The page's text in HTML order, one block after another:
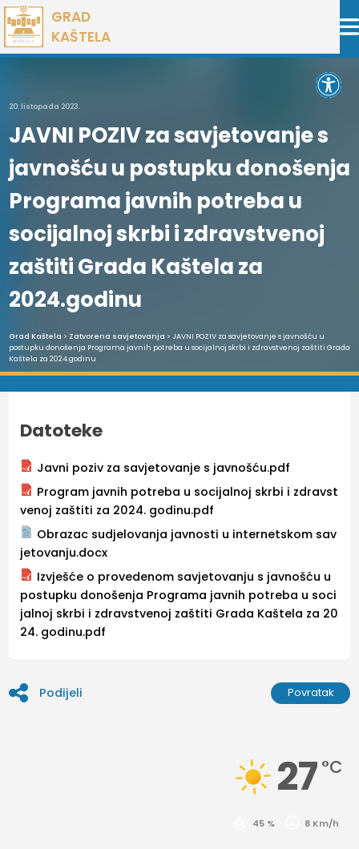
Preskoči
na
sadržaj
GRAD
KAŠTELA
20. listopada 2023.
JAVNI POZIV za savjetovanje s
javnošću u postupku donošenja
Programa javnih potreba u
socijalnoj skrbi i zdravstvenoj
zaštiti Grada Kaštela za
2024.godinu
Grad Kaštela > Zatvorena savjetovanja > JAVNI POZIV za savjetovanje s javnošću u
postupku donošenja Programa javnih potreba u socijalnoj skrbi i zdravstvenoj zaštiti Grada
Kaštela za 2024.godinu
Datoteke
Javni poziv za savjetovanje s javnošću.pdf
Program javnih potreba u socijalnoj skrbi i zdravst
venoj zaštiti za 2024. godinu.pdf
Obrazac sudjelovanja javnosti u internetskom sav
jetovanju.docx
Izvješće o provedenom savjetovanju s javnošću u
postupku donošenja Programa javnih potreba u soci
jalnoj skrbi i zdravstvenoj zaštiti Grada Kaštela za 20
24. godinu.pdf
Podijeli Povratak
27 °C
45 % 8 Km/h